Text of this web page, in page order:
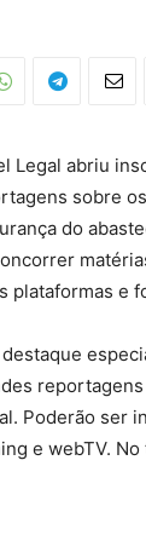
Legal abriu
sobre
do
plataformas e
Poderão ser
e webTV.